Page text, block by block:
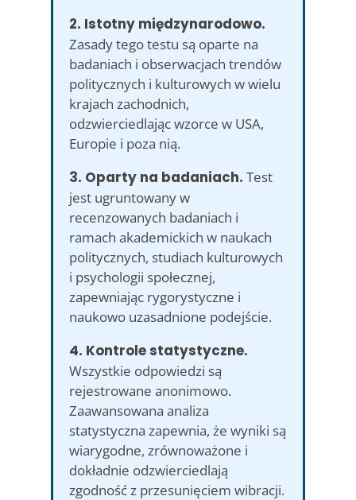
2. Istotny międzynarodowo.
Zasady tego testu są oparte na
badaniach i obserwacjach trendów
politycznych i kulturowych w wielu
krajach zachodnich,
odzwierciedlając wzorce w USA,
Europie i poza nią.
3. Oparty na badaniach. Test
jest ugruntowany w
recenzowanych badaniach i
ramach akademickich w naukach
politycznych, studiach kulturowych
i psychologii społecznej,
zapewniając rygorystyczne i
naukowo uzasadnione podejście.
4. Kontrole statystyczne.
Wszystkie odpowiedzi są
rejestrowane anonimowo.
Zaawansowana analiza
statystyczna zapewnia, że wyniki są
wiarygodne, zrównoważone i
dokładnie odzwierciedlają
zgodność z przesunięciem wibracji.